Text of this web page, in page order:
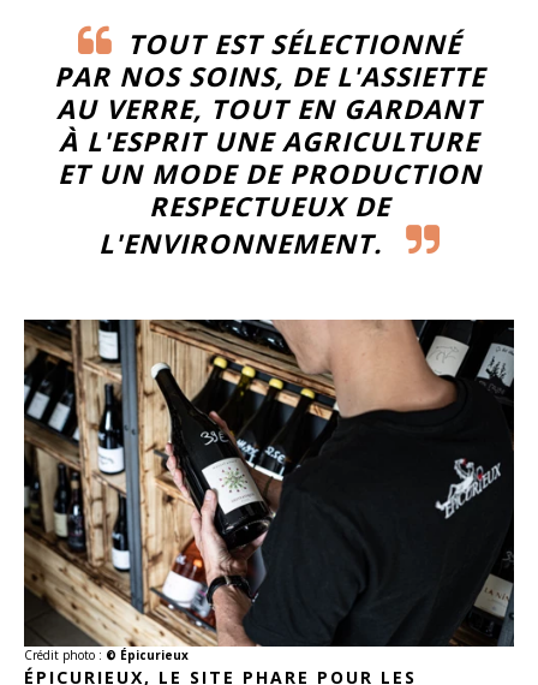
TOUT EST SÉLECTIONNÉ
PAR NOS SOINS, DE L'ASSIETTE
AU VERRE, TOUT EN GARDANT
À L'ESPRIT UNE AGRICULTURE
ET UN MODE DE PRODUCTION
RESPECTUEUX DE
L'ENVIRONNEMENT.
Crédit photo : © Épicurieux
ÉPICURIEUX, LE SITE PHARE POUR LES